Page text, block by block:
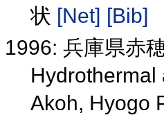
状 [Net] [Bib]
1996: 兵庫県赤
Akoh, Hyogo